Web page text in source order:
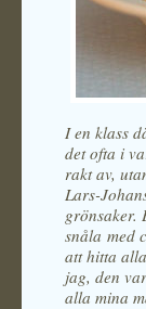
I en klass
det ofta i
rakt av,
Lars-
grönsaker.
snåla med
att hitta
jag, den
alla mina